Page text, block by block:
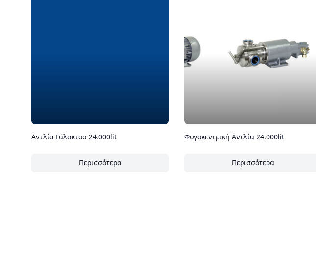
Αντλία Γάλακτοσ 24.000lit
Περισσότερα
Φυγοκεντρική Αντλία 24.000lit
Περισσότερα